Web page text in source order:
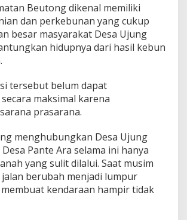
Beutong dikenal memiliki
dan perkebunan yang cukup
besar masyarakat Desa Ujung
hidupnya dari hasil kebun
tersebut belum dapat
maksimal karena
prasarana.
menghubungkan Desa Ujung
Pante Ara selama ini hanya
yang sulit dilalui. Saat musim
berubah menjadi lumpur
kendaraan hampir tidak